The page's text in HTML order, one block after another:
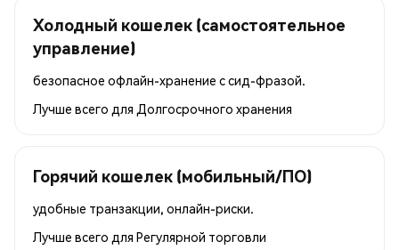
Холодный кошелек (самостоятельное
управление)
безопасное офлайн-хранение с сид-фразой.
Лучше всего для Долгосрочного хранения
Горячий кошелек (мобильный/ПО)
удобные транзакции, онлайн-риски.
Лучше всего для Регулярной торговли